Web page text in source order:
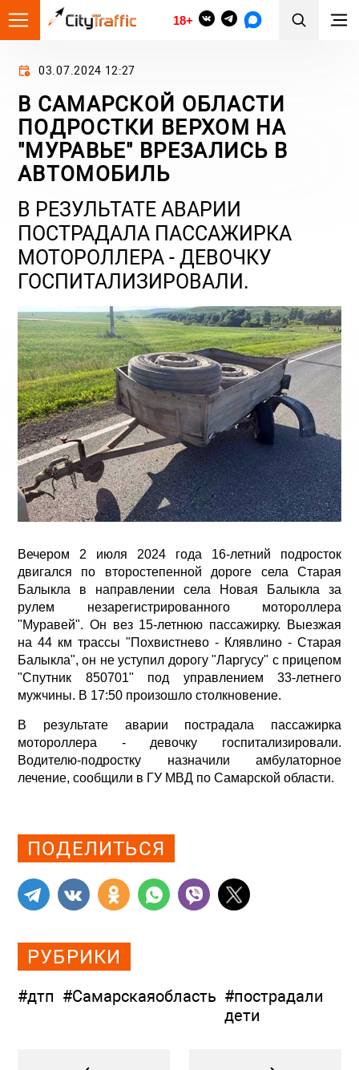
18+
03.07.2024 12:27
В САМАРСКОЙ ОБЛАСТИ
ПОДРОСТКИ ВЕРХОМ НА
"МУРАВЬЕ" ВРЕЗАЛИСЬ В
АВТОМОБИЛЬ
В РЕЗУЛЬТАТЕ АВАРИИ
ПОСТРАДАЛА ПАССАЖИРКА
МОТОРОЛЛЕРА - ДЕВОЧКУ
ГОСПИТАЛИЗИРОВАЛИ.
Вечером 2 июля 2024 года 16-летний подросток
двигался по второстепенной дороге села Старая
Балыкла в направлении села Новая Балыкла за
рулем незарегистрированного мотороллера
"Муравей". Он вез 15-летнюю пассажирку. Выезжая
на 44 км трассы "Похвистнево - Клявлино - Старая
Балыкла", он не уступил дорогу "Ларгусу" с прицепом
"Спутник 850701" под управлением 33-летнего
мужчины. В 17:50 произошло столкновение.
В результате аварии пострадала пассажирка
мотороллера - девочку госпитализировали.
Водителю-подростку назначили амбулаторное
лечение, сообщили в ГУ МВД по Самарской области.
ПОДЕЛИТЬСЯ
РУБРИКИ
#дтп #Самарскаяобласть #пострадали
дети